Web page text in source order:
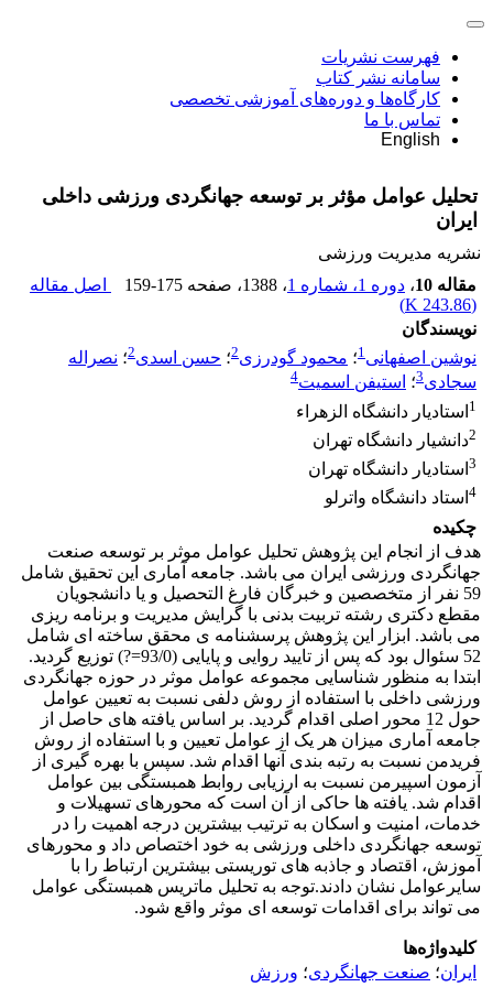
فهرست نشریات
سامانه نشر کتاب
کارگاه‌ها و دوره‌های آموزشی تخصصی
تماس با ما
English
تحلیل عوامل مؤثر بر توسعه جهانگردی ورزشی داخلی
ایران
نشریه مدیریت ورزشی
مقاله 10
، دوره 1، شماره 1 ، 1388 ، صفحه 159-175
اصل مقاله
(
243.86 K
)
نویسندگان
نوشین اصفهانی1؛ محمود گودرزی2؛ حسن اسدی2؛ نصراله
سجادی3؛ استیفن اسمیت4
1 استادیار دانشگاه الزهراء
2دانشیار دانشگاه تهران
3 استادیار دانشگاه تهران
4 استاد دانشگاه واترلو
چکیده
هدف از انجام این پژوهش تحلیل عوامل موثر بر توسعه صنعت
جهانگردی ورزشی ایران می باشد. جامعه آماری این تحقیق شامل
59 نفر از متخصصین و خبرگان فارغ التحصیل و یا دانشجویان
مقطع دکتری رشته تربیت بدنی با گرایش مدیریت و برنامه ریزی
می باشد. ابزار این پژوهش پرسشنامه ی محقق ساخته ای شامل
52 سئوال بود که پس از تایید روایی و پایایی (93/0=?) توزیع گردید.
ابتدا به منظور شناسایی مجموعه عوامل موثر در حوزه جهانگردی
ورزشی داخلی با استفاده از روش دلفی نسبت به تعیین عوامل
حول 12 محور اصلی اقدام گردید. بر اساس یافته های حاصل از
جامعه آماری میزان هر یک از عوامل تعیین و با استفاده از روش
فریدمن نسبت به رتبه بندی آنها اقدام شد. سپس با بهره گیری از
آزمون اسپیرمن نسبت به ارزیابی روابط همبستگی بین عوامل
اقدام شد. یافته ها حاکی از آن است که محورهای تسهیلات و
خدمات، امنیت و اسکان به ترتیب بیشترین درجه اهمیت را در
توسعه جهانگردی داخلی ورزشی به خود اختصاص داد و محورهای
آموزش، اقتصاد و جاذبه های توریستی بیشترین ارتباط را با
سایرعوامل نشان دادند.توجه به تحلیل ماتریس همبستگی عوامل
می تواند برای اقدامات توسعه ای موثر واقع شود.
کلیدواژه‌ها
ایران؛ صنعت جهانگردی؛ ورزش